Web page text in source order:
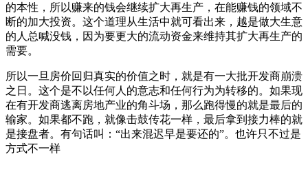
的本性，所以赚来的钱会继续扩大再生产，在能赚钱的领域不
断的加大投资。这个道理从生活中就可看出来，越是做大生意
的人总喊没钱，因为要更大的流动资金来维持其扩大再生产的
需要。
所以一旦房价回归真实的价值之时，就是有一大批开发商崩溃
之日。这个是不以任何人的意志和任何行为为转移的。如果现
在有开发商逃离房地产业的角斗场，那么跑得慢的就是最后的
输家。如果都不跑，就像击鼓传花一样，最后拿到接力棒的就
是接盘者。有句话叫：“出来混迟早是要还的”。也许只不过是
方式不一样